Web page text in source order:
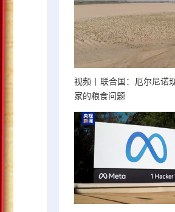
视频丨联合国：厄尔尼诺
家的粮食问题